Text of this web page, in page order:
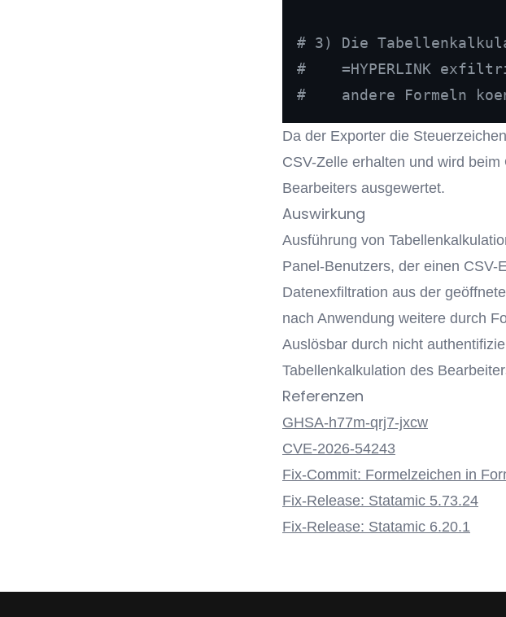
# 3) Die
#    =HYPERLINK
#    andere Formeln
Da der Exporter die
CSV-Zelle erhalten und wird
Bearbeiters ausgewertet.
Auswirkung
Ausführung von
Panel-Benutzers, der einen CSV-
Datenexfiltration aus der
nach Anwendung weitere durch
Auslösbar durch nicht
Tabellenkalkulation des
Referenzen
GHSA-h77m-qrj7-jxcw
CVE-2026-54243
Fix-Commit: Formelzeichen in
Fix-Release: Statamic 5.73.24
Fix-Release: Statamic 6.20.1